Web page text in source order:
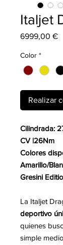
Italjet
6999,00 €
Color *
Realizar
Cilindrada:
CV |26Nm
Colores
Amarillo/
Gresini
La Italjet
deportivo
quienes
simple